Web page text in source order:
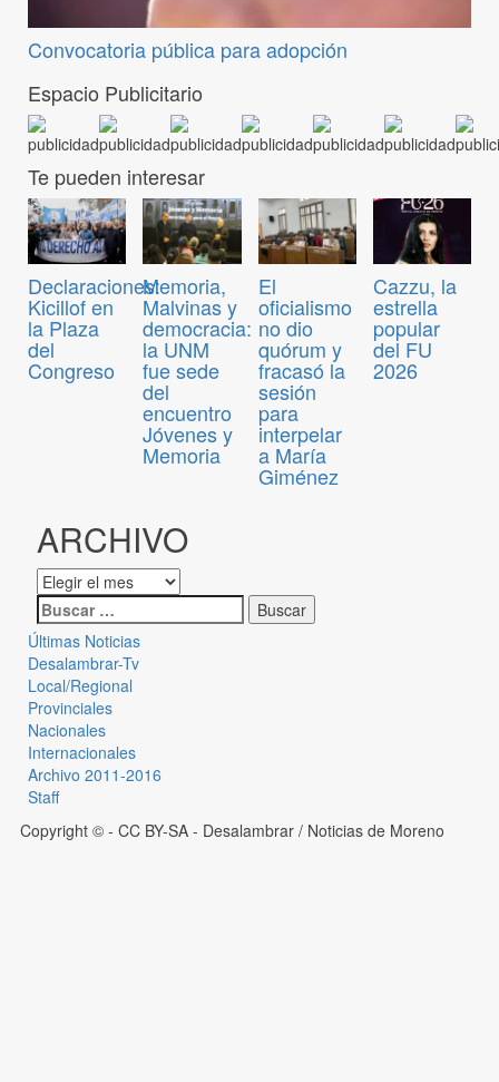
Convocatoria pública para adopción
Espacio Publicitario
Te pueden interesar
Declaraciones:
Kicillof en
la Plaza
del
Congreso
Memoria,
Malvinas y
democracia:
la UNM
fue sede
del
encuentro
Jóvenes y
Memoria
El
oficialismo
no dio
quórum y
fracasó la
sesión
para
interpelar
a María
Giménez
Cazzu, la
estrella
popular
del FU
2026
ARCHIVO
Últimas Noticias
Desalambrar-Tv
Local/Regional
Provinciales
Nacionales
Internacionales
Archivo 2011-2016
Staff
Copyright © - CC BY-SA - Desalambrar / Noticias de Moreno